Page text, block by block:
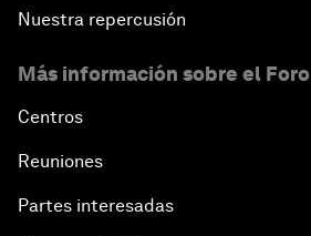
Nuestra repercusión
Más información sobre el Foro
Centros
Reuniones
Partes interesadas